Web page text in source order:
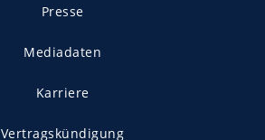
Presse
Mediadaten
Karriere
Vertragskündigung